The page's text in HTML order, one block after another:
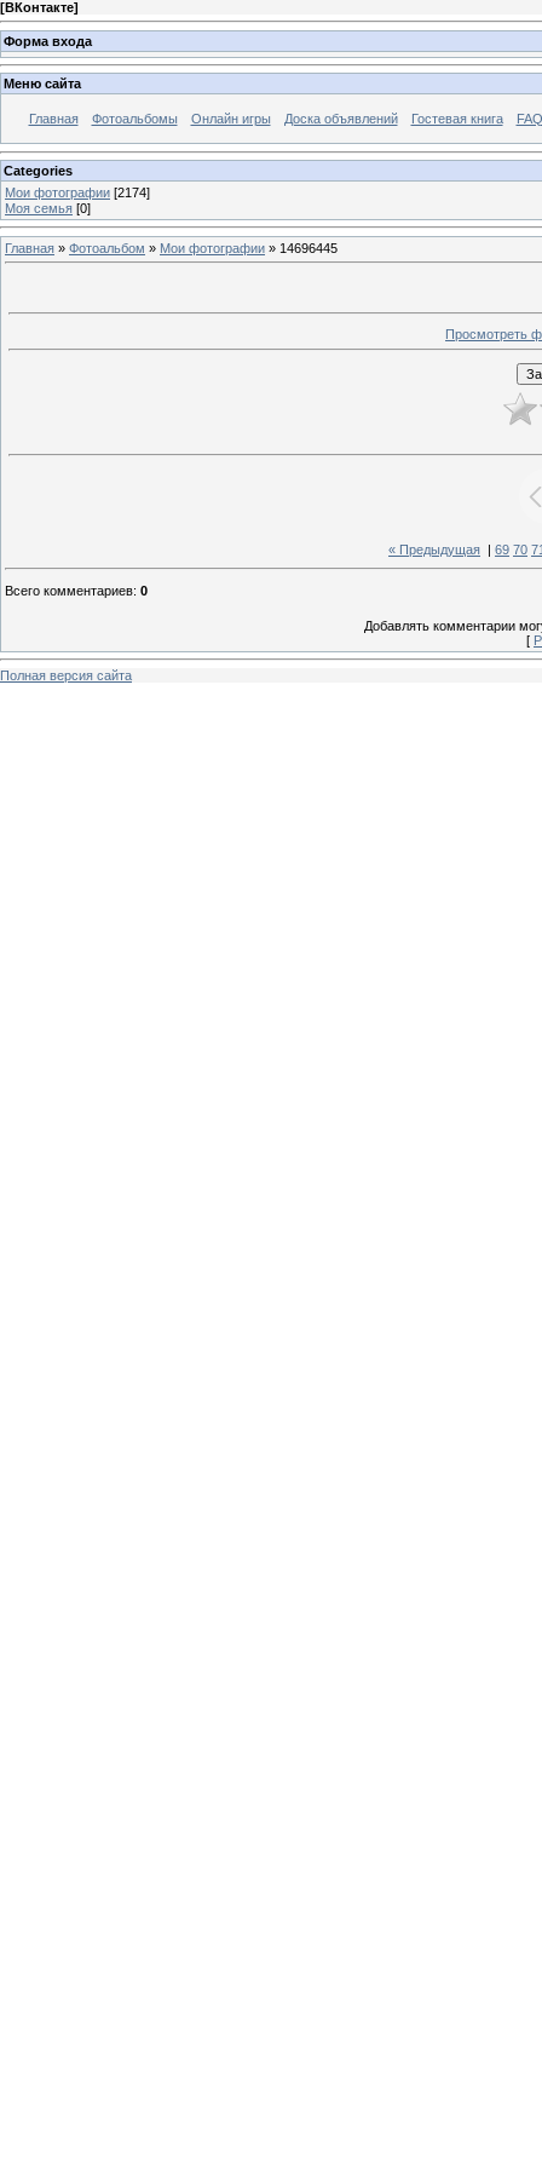
[ВКонтакте]
Форма входа
Меню сайта
Главная Фотоальбомы Онлайн игры Доска объявлений Гостевая книга
Categories
Мои фотографии [2174]
Моя семья [0]
Главная » Фотоальбом » Мои фотографии » 14696445
Просмотреть
« Предыдущая 69 70
Всего комментариев: 0
Добавлять комментарии
[
Полная версия сайта